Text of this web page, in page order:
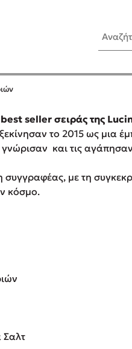
Παύλος Καστανάς
El Sombrero
Sebastian Fitzek
Freida McFadden
Emily Henry
best seller σειράς της
το 2015 ως μια
γνώρισαν και τις
με τη
κόσμο.
Σαλτ